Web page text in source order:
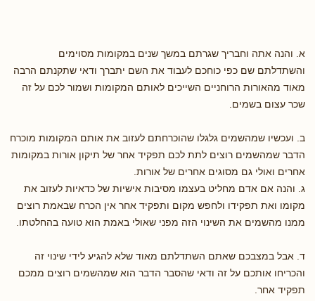
א. והנה אתה וחבריך שגרתם במשך שנים במקומות מסוימים
והשתדלתם שם כפי כוחכם לעבוד את השם יתברך ודאי שתקנתם הרבה
מאוד מהאורות הרוחניים השייכים לאותם המקומות ושמור לכם על זה
שכר עצום בשמים.
ב. ועכשיו שמהשמים גלגלו שהוכרחתם לעזוב את אותם המקומות מוכרח
הדבר שמהשמים רוצים לתת לכם תפקיד אחר של תיקון אורות במקומות
אחרים ואולי גם מסוגים אחרים של אורות.
ג. והנה אם אדם מחליט בעצמו מסיבות אישיות של כדאיות לעזוב את
מקומו ואת תפקידו ולחפש מקום ותפקיד אחר אין הכרח שבאמת רוצים
ממנו מהשמים את השינוי הזה מפני שאולי באמת הוא טועה בהחלטתו.
ד. אבל במצבכם שאתם השתדלתם מאוד שלא להגיע לידי שינוי זה
והכריחו אותכם על זה ודאי שהסבר הדבר הוא שמהשמים רוצים ממכם
תפקיד אחר.